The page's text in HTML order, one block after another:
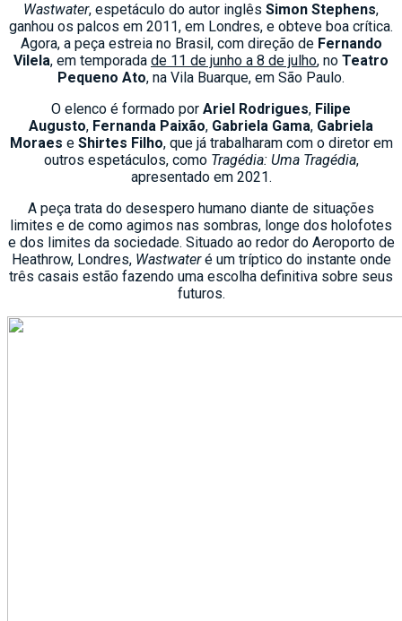
Wastwater, espetáculo do autor inglês Simon Stephens,
ganhou os palcos em 2011, em Londres, e obteve boa crítica.
Agora, a peça estreia no Brasil, com direção de Fernando
Vilela, em temporada de 11 de junho a 8 de julho, no Teatro
Pequeno Ato, na Vila Buarque, em São Paulo.
O elenco é formado por Ariel Rodrigues, Filipe
Augusto, Fernanda Paixão, Gabriela Gama, Gabriela
Moraes e Shirtes Filho, que já trabalharam com o diretor em
outros espetáculos, como Tragédia: Uma Tragédia,
apresentado em 2021.
A peça trata do desespero humano diante de situações
limites e de como agimos nas sombras, longe dos holofotes
e dos limites da sociedade. Situado ao redor do Aeroporto de
Heathrow, Londres, Wastwateré um tríptico do instante onde
três casais estão fazendo uma escolha definitiva sobre seus
futuros.